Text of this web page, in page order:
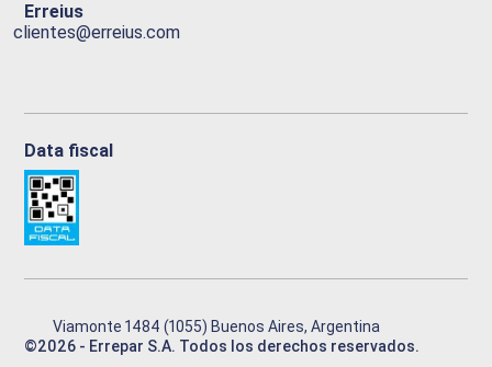
Erreius
clientes@erreius.com
Data fiscal
Viamonte 1484 (1055) Buenos Aires, Argentina
©2026 - Errepar S.A. Todos los derechos reservados.